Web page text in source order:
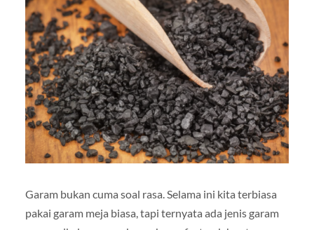
Garam bukan cuma soal rasa. Selama ini kita terbiasa
pakai garam meja biasa, tapi ternyata ada jenis garam